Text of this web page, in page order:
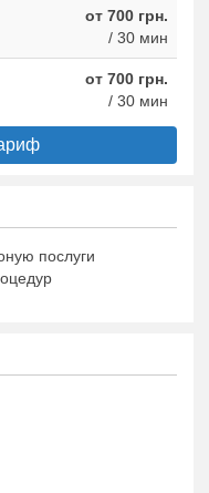
от 700 грн.
/ 30 мин
от 700 грн.
/ 30 мин
послуги